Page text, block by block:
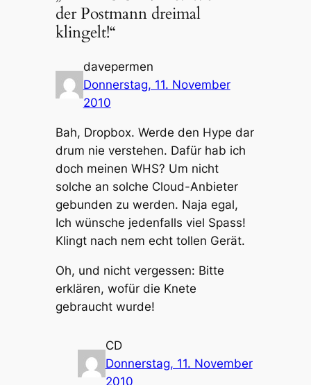
der Postmann dreimal
klingelt!“
davepermen
Donnerstag, 11. November
2010
Bah, Dropbox. Werde den Hype dar
drum nie verstehen. Dafür hab ich
doch meinen WHS? Um nicht
solche an solche Cloud-Anbieter
gebunden zu werden. Naja egal,
Ich wünsche jedenfalls viel Spass!
Klingt nach nem echt tollen Gerät.
Oh, und nicht vergessen: Bitte
erklären, wofür die Knete
gebraucht wurde!
CD
Donnerstag, 11. November
2010